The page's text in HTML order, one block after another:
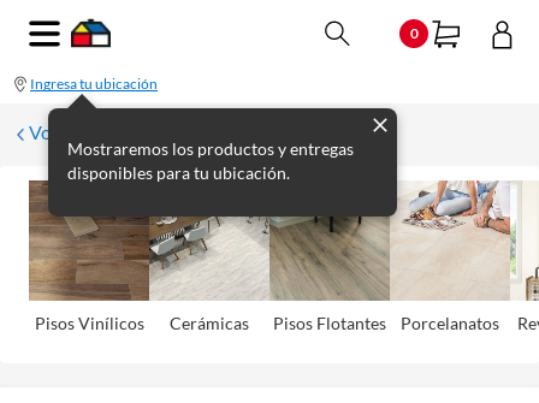
0
Ingresa tu ubicación
Mostraremos los productos y entregas
disponibles para tu ubicación.
Volver
Pisos Viní­licos Cerámicas Pisos Flotantes Porcelanatos